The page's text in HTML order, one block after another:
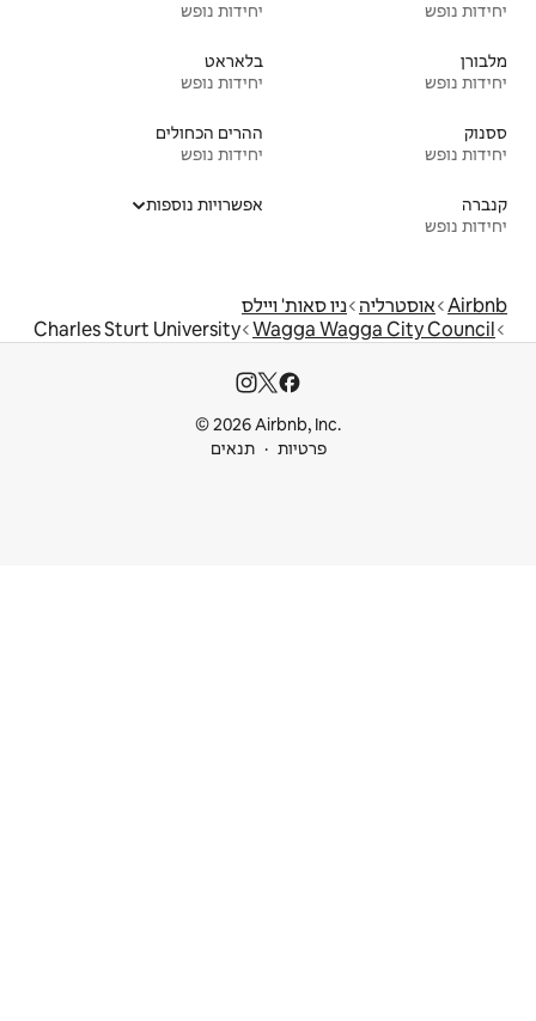
יחידות נופש
בלאראט
יחידות נופש
ההרים הכחולים
יחידות נופש
אפשרויות נוספות
ויילס
Charles Sturt University